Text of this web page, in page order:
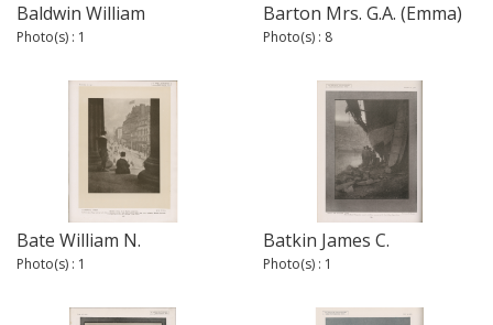
Baldwin William
Photo(s) : 1
Barton Mrs. G.A. (Emma)
Photo(s) : 8
Bate William N.
Photo(s) : 1
Batkin James C.
Photo(s) : 1